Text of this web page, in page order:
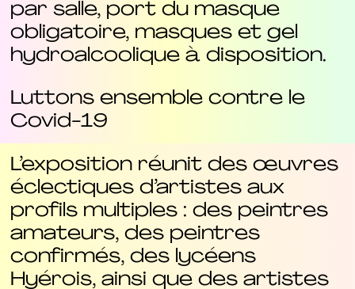
par salle, port du masque
obligatoire, masques et gel
hydroalcoolique à disposition.
Luttons ensemble contre le
Covid-19
L’exposition réunit des œuvres
éclectiques d’artistes aux
profils multiples : des peintres
amateurs, des peintres
confirmés, des lycéens
Hyérois, ainsi que des artistes